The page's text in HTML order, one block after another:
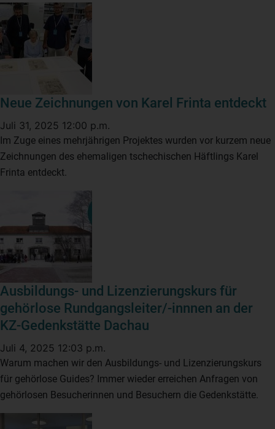
Neue Zeichnungen von Karel Frinta entdeckt
Juli 31, 2025 12:00 p.m.
Im Zuge eines mehrjährigen Projektes wurden vor kurzem neue
Zeichnungen des ehemaligen tschechischen Häftlings Karel
Frinta entdeckt.
Ausbildungs- und Lizenzierungskurs für
gehörlose Rundgangsleiter/-innnen an der
KZ-Gedenkstätte Dachau
Juli 4, 2025 12:03 p.m.
Warum machen wir den Ausbildungs- und Lizenzierungskurs
für gehörlose Guides? Immer wieder erreichen Anfragen von
gehörlosen Besucherinnen und Besuchern die Gedenkstätte.